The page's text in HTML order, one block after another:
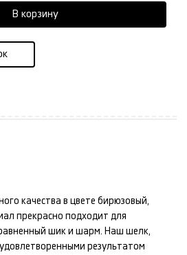
В корзину
качества в цвете бирюзовый,
прекрасно подходит для
шик и шарм. Наш шелк,
результатом